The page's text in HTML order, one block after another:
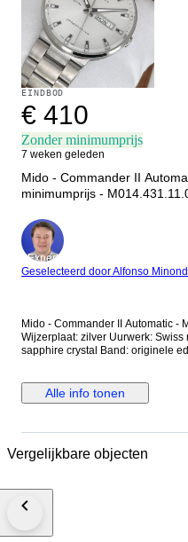
EINDBOD
€ 410
Zonder minimumprijs
7 weken geleden
Mido - Commander II
minimumprijs -
Expert
Geselecteerd door Alfonso
Mido - Commander II Automatic -
Wijzerplaat: zilver Uurwerk: Swiss made
sapphire crystal Band: originele edelstalen band Wristsize: ca. 21 cm
Aangetekende en verzekerde
Alle info tonen
Vergelijkbare objecten